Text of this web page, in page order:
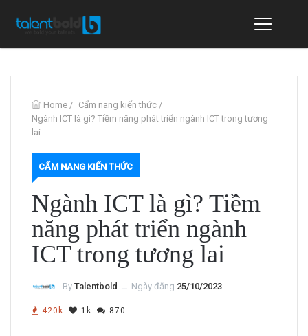
Home / Cẩm nang kiến thức /
Ngành ICT là gì? Tiềm năng phát triển ngành ICT trong tương
lai
CẨM NANG KIẾN THỨC
Ngành ICT là gì? Tiềm
năng phát triển ngành
ICT trong tương lai
By Talentbold ــ Ngày đăng 25/10/2023
420k 1k 870